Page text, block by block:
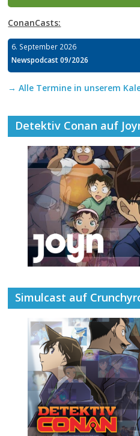
ConanCasts:
6. September 2026
Newspodcast 09/2026
→ Alle Termine in unserem
Detektiv Conan auf
Simulcast auf